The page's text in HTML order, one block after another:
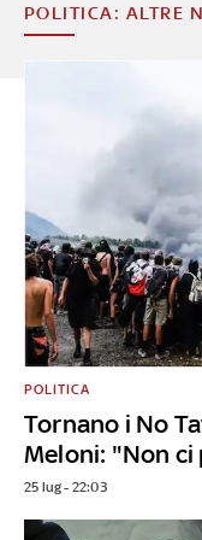
POLITICA: ALTRE
Tornano i No
Meloni: "Non ci
POLITICA
25 lug - 22:03